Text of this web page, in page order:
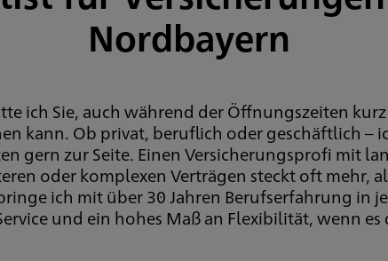
Nordbayern
ich Sie, auch während der Öffnungszeiten
kann. Ob privat, beruflich oder geschäftlich –
gern zur Seite. Einen Versicherungsprofi mit
oder komplexen Verträgen steckt oft mehr,
ich mit über 30 Jahren Berufserfahrung in
und ein hohes Maß an Flexibilität, wenn